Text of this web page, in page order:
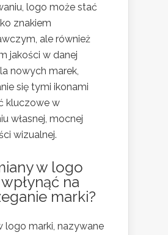
logo może stać
znakiem
ale również
jakości w danej
nowych marek,
się tymi ikonami
kluczowe w
własnej, mocnej
wizualnej.
w logo
na
marki?
logo marki, nazywane